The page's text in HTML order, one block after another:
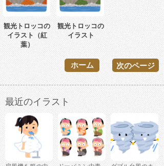
観光トロッコの
イラスト（紅
葉）
観光トロッコの
イラスト
次のページ
ホーム
最近のイラスト